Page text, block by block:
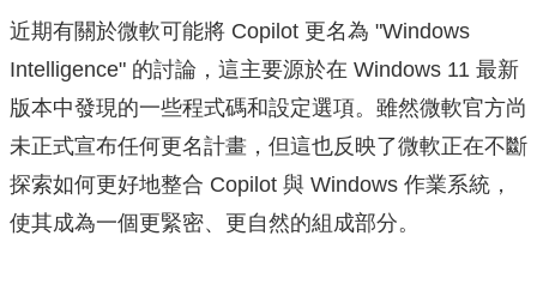
近期有關於微軟可能將 Copilot 更名為 "Windows
Intelligence" 的討論，這主要源於在 Windows 11 最新
版本中發現的一些程式碼和設定選項。雖然微軟官方尚
未正式宣布任何更名計畫，但這也反映了微軟正在不斷
探索如何更好地整合 Copilot 與 Windows 作業系統，
使其成為一個更緊密、更自然的組成部分。